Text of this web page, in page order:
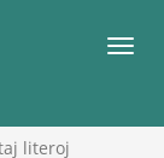
literoj